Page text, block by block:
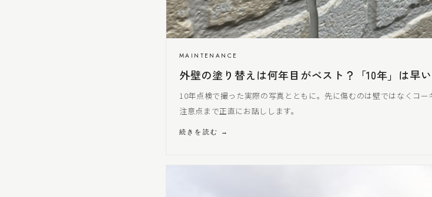
MAINTENANCE
外壁の塗り替えは何年目がベスト？「10年」は早
10年点検で撮った実際の写真とともに。先に傷むのは壁ではなくコ
注意点まで正直にお話しします。
続きを読む →